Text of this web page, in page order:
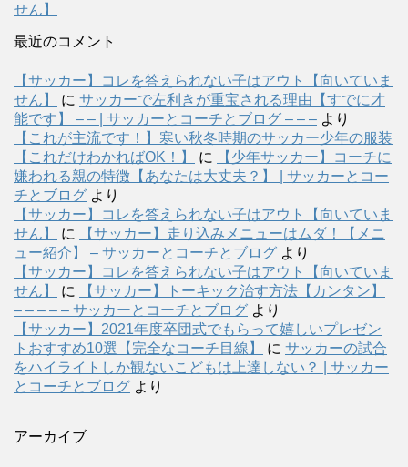
せん】
最近のコメント
【サッカー】コレを答えられない子はアウト【向いていま
せん】
に サッカーで左利きが重宝される理由【すでに才
能です】 – – | サッカーとコーチとブログ – – – より
【これが主流です！】寒い秋冬時期のサッカー少年の服装
【これだけわかればOK！】
に
【少年サッカー】コーチに
嫌われる親の特徴【あなたは大丈夫？】 | サッカーとコー
チとブログ より
【サッカー】コレを答えられない子はアウト【向いていま
せん】
に
【サッカー】走り込みメニューはムダ！【メニ
ュー紹介】 – サッカーとコーチとブログ より
【サッカー】コレを答えられない子はアウト【向いていま
せん】
に
【サッカー】トーキック治す方法【カンタン】
– – – – – サッカーとコーチとブログ より
【サッカー】2021年度卒団式でもらって嬉しいプレゼン
トおすすめ10選【完全なコーチ目線】
に サッカーの試合
をハイライトしか観ないこどもは上達しない？ | サッカー
とコーチとブログ より
アーカイブ